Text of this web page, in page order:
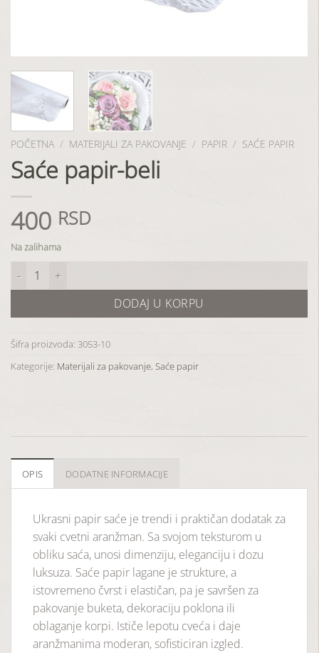
POČETNA / MATERIJALI ZA PAKOVANJE / PAPIR / SAĆE PAPIR
Saće papir-beli
400 RSD
Na zalihama
Saće papir-beli količina
DODAJ U KORPU
Šifra proizvoda: 3053-10
Kategorije: Materijali za pakovanje, Saće papir
OPIS DODATNE INFORMACIJE
Ukrasni papir saće je trendi i praktičan dodatak za
svaki cvetni aranžman. Sa svojom teksturom u
obliku saća, unosi dimenziju, eleganciju i dozu
luksuza. Saće papir lagane je strukture, a
istovremeno čvrst i elastičan, pa je savršen za
pakovanje buketa, dekoraciju poklona ili
oblaganje korpi. Ističe lepotu cveća i daje
aranžmanima moderan, sofisticiran izgled.